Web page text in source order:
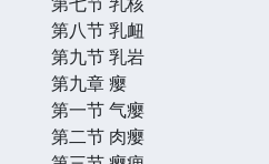
第八节 乳衄
第九节 乳岩
第九章 瘿
第一节 气瘿
第二节 肉瘿